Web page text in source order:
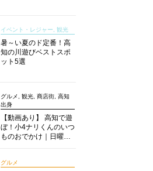
説！
イベント・レジャー, 観光
暑～い夏のド定番！高
知の川遊びベストスポ
ット5選
グルメ, 観光, 商店街, 高知
出身
【動画あり】 高知で遊
ぼ！小4ナリくんのいつ
ものおでかけ｜日曜市
グルメ